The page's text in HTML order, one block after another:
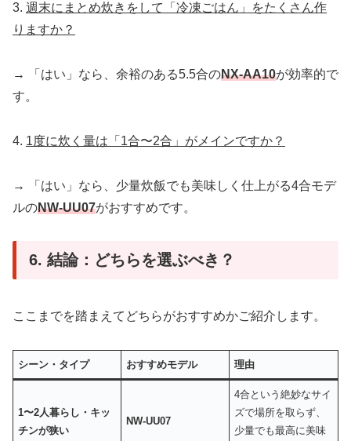
3. 週末にまとめ炊きをして「冷凍ごはん」をたくさん作
りますか？
→ 「はい」なら、余裕のある5.5合のNX-AA10が効率的で
す。
4. 1度に炊く量は「1合〜2合」がメインですか？
→ 「はい」なら、少量炊飯でも美味しく仕上がる4合モデ
ルのNW-UU07がおすすめです。
6. 結論：どちらを選ぶべき？
ここまでを踏まえてどちらがおすすめかご紹介します。
シーン・タイプ おすすめモデル 理由
1〜2人暮らし・キッ
チンが狭い
NW-UU07
4合という絶妙なサイ
ズで場所を取らず、
少量でも最高に美味